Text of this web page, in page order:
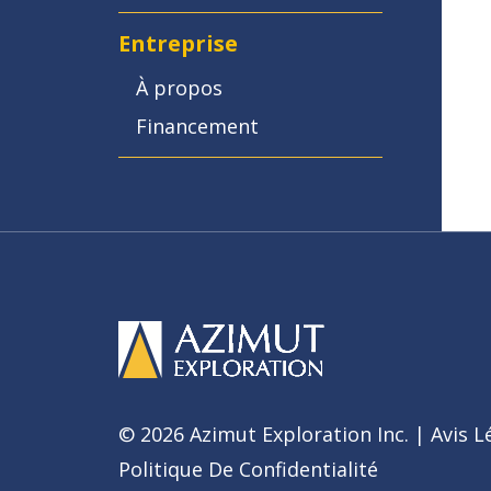
Entreprise
À propos
Financement
© 2026 Azimut Exploration Inc. | Avis
Politique De Confidentialité